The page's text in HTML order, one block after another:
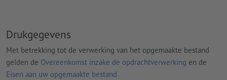
Drukgegevens
Met betrekking tot de verwerking van het opgemaakte bestand
gelden de Overeenkomst inzake de opdrachtverwerking en de
Eisen aan uw opgemaakte bestand